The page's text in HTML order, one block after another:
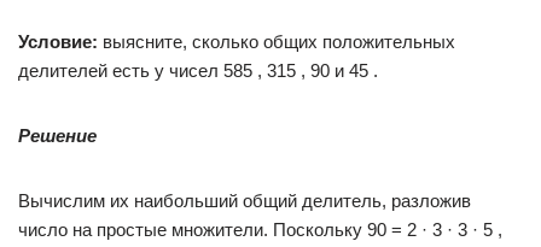
Условие: выясните, сколько общих положительных
делителей есть у чисел 585 , 315 , 90 и 45 .
Решение
Вычислим их наибольший общий делитель, разложив
число на простые множители. Поскольку 90 = 2 · 3 · 3 · 5 ,